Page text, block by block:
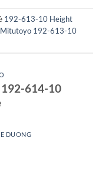
192-613-10 Height
Mitutoyo 192-613-10
614-10
DUONG